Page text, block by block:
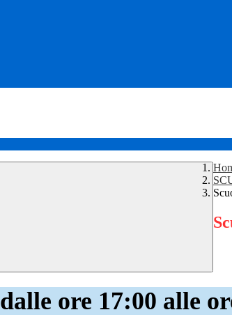
dalle ore 17:00 alle